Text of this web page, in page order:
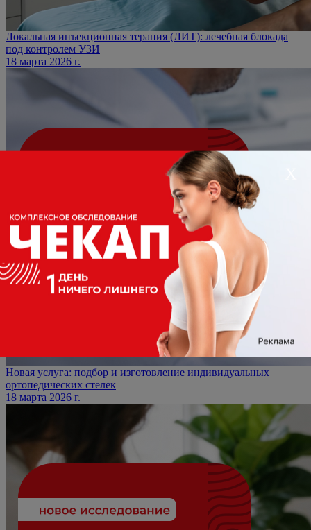
Локальная инъекционная терапия (ЛИТ): лечебная блокада
под контролем УЗИ
18 марта 2026 г.
Новая услуга: подбор и изготовление индивидуальных
ортопедических стелек
18 марта 2026 г.